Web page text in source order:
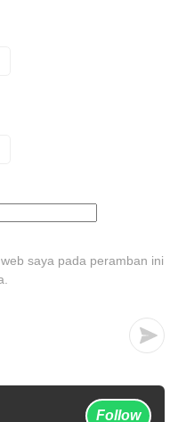
saya pada peramban ini
Follow